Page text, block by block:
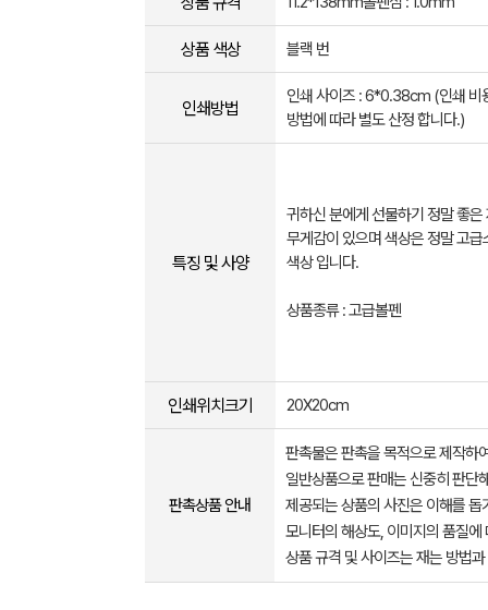
상품 색상 블랙 번
인쇄방법
인쇄 사이즈 : 6*0.38cm (인쇄 비
방법에 따라 별도 산정 합니다.)
특징 및 사양
귀하신 분에게 선물하기 정말 좋은
무게감이 있으며 색상은 정말 고급
색상 입니다.
상품종류 : 고급볼펜
인쇄위치크기 20X20cm
판촉상품 안내
판촉물은 판촉을 목적으로 제작하
일반상품으로 판매는 신중히 판단
제공되는 상품의 사진은 이해를
모니터의 해상도, 이미지의 품질
상품 규격 및 사이즈는 재는 방법